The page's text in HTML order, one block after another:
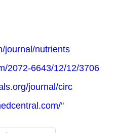
journal/nutrients
2072-6643/12/12/3706
journal/circ
"